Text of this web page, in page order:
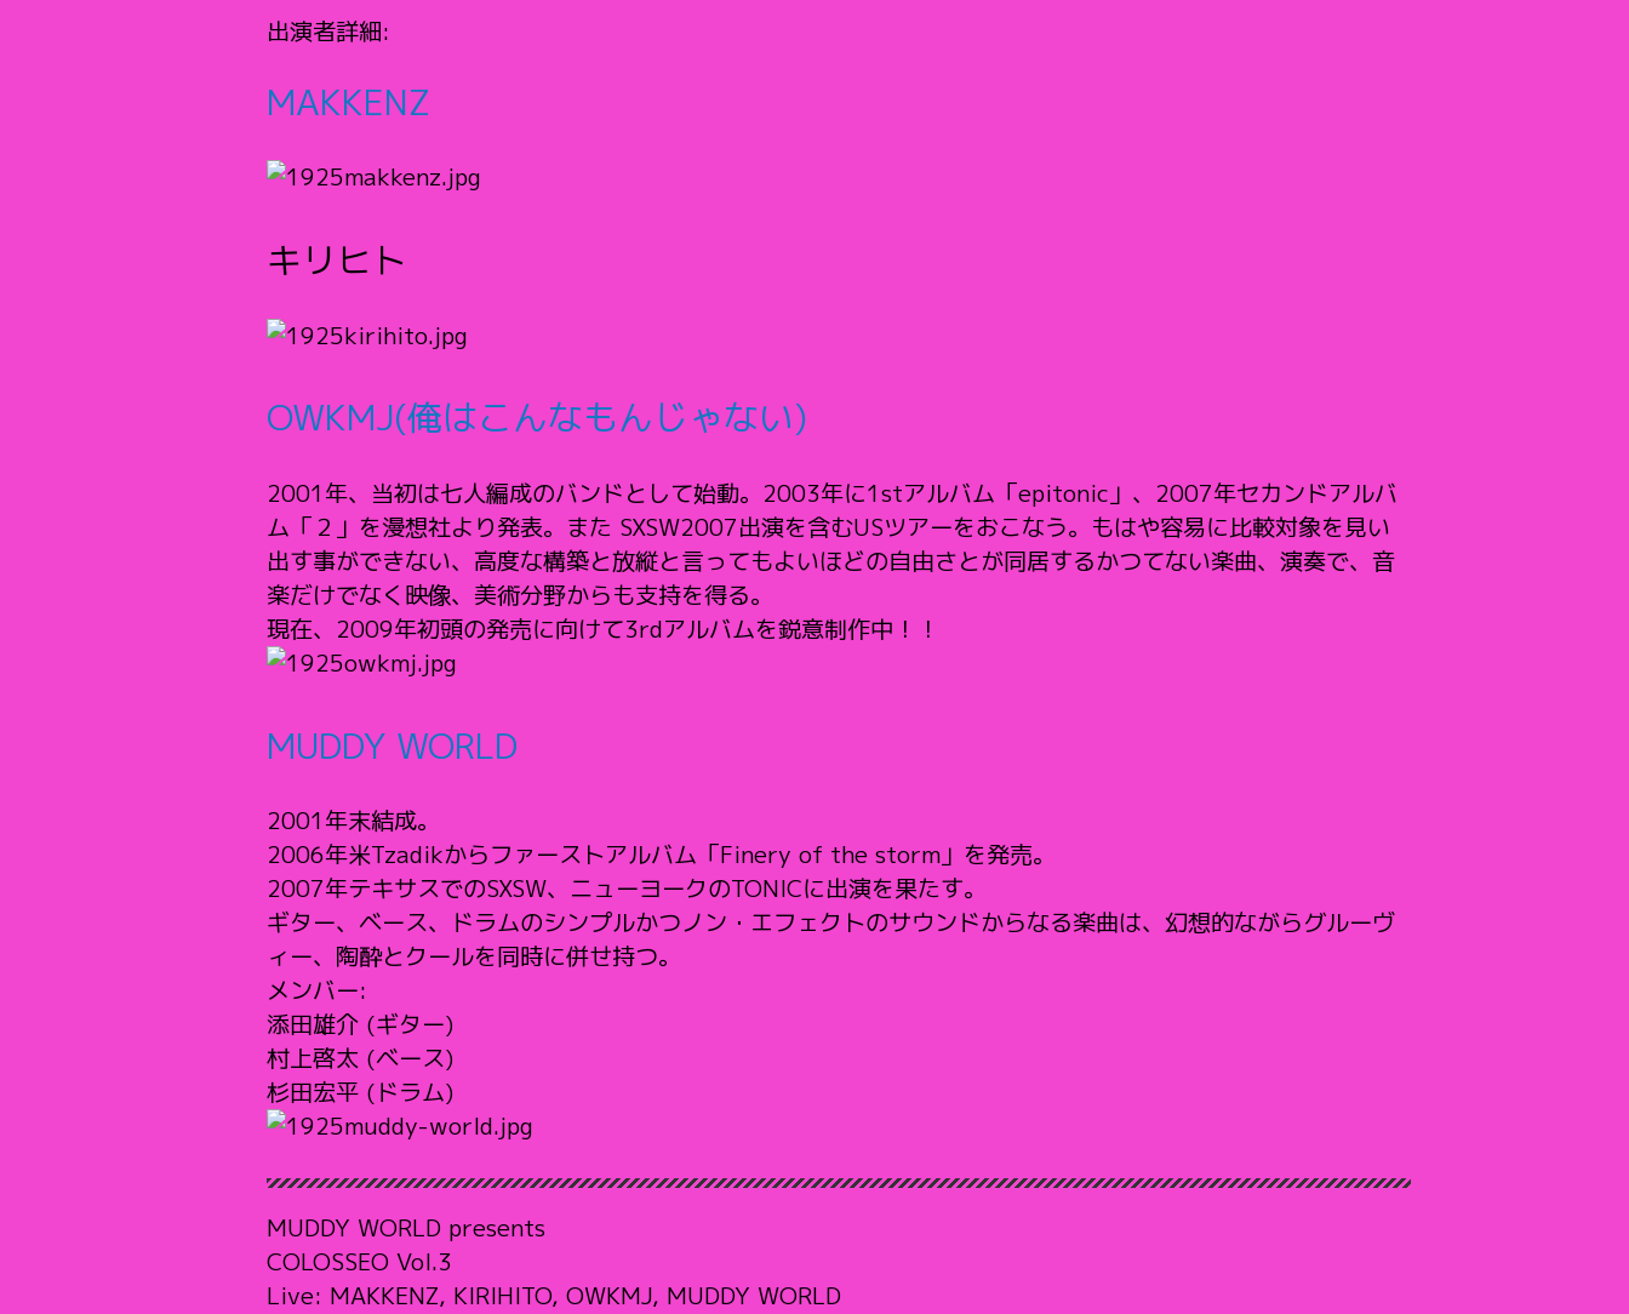
出演者詳細:
MAKKENZ
キリヒト
OWKMJ(俺はこんなもんじゃない)
2001年、当初は七人編成のバンドとして始動。2003年に1stアルバム「epitonic」、2007年セカンドアルバ
ム「２」を漫想社より発表。また SXSW2007出演を含むUSツアーをおこなう。もはや容易に比較対象を見い
出す事ができない、高度な構築と放縦と言ってもよいほどの自由さとが同居するかつてない楽曲、演奏で、音
楽だけでなく映像、美術分野からも支持を得る。
現在、2009年初頭の発売に向けて3rdアルバムを鋭意制作中！！
MUDDY WORLD
2001年末結成。
2006年米Tzadikからファーストアルバム「Finery of the storm」を発売。
2007年テキサスでのSXSW、ニューヨークのTONICに出演を果たす。
ギター、ベース、ドラムのシンプルかつノン・エフェクトのサウンドからなる楽曲は、幻想的ながらグルーヴ
ィー、陶酔とクールを同時に併せ持つ。
メンバー:
添田雄介 (ギター)
村上啓太 (ベース)
杉田宏平 (ドラム)
MUDDY WORLD presents
COLOSSEO Vol.3
Live: MAKKENZ, KIRIHITO, OWKMJ, MUDDY WORLD